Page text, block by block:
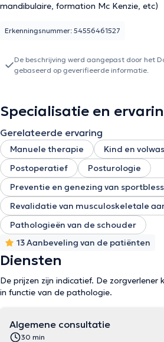
mandibulaire, formation Mc Kenzie, etc)
Erkenningsnummer: 54556461527
De beschrijving werd aangepast door het
gebaseerd op geverifieerde informatie.
Specialisatie en
Gerelateerde ervaring
Manuele therapie
Kind en
Postoperatief
Posturologie
Preventie en genezing van
Revalidatie van musculoskeletale
Pathologieën van de schouder
13 Aanbeveling van de patiënten
Diensten
De prijzen zijn indicatief. De zorgverlener
in functie van de pathologie.
Algemene consultatie
30 min